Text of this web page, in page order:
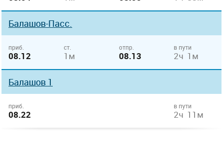
Балашов-Пасс.
приб.
08.12
ст.
1м
отпр.
08.13
в пути
2ч 1м
Балашов 1
приб.
08.22
в пути
2ч 11м